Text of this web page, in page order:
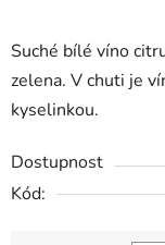
Suché bílé víno
zelena. V chuti je
kyselinkou.
Dostupnost
Kód: